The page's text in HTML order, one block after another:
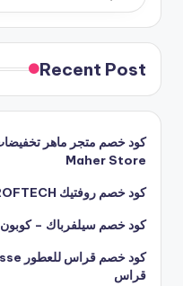
Recent Post
Maher Store
كود خصم روفتيك ROFTECH كوبون خصم روفتيك
كود خصم سيلفرباك – كوبون Silverback
قراس